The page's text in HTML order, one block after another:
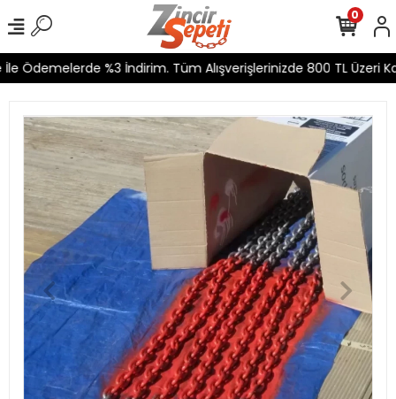
Ödemelerde %3 İndirim. Tüm Alışverişlerinizde 800 TL Üzeri
0